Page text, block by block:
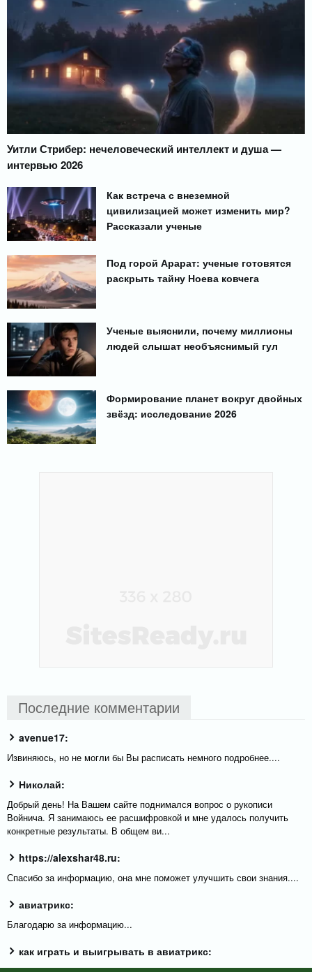
Уитли Стрибер: нечеловеческий интеллект и душа —
интервью 2026
Как встреча с внеземной
цивилизацией может изменить мир?
Рассказали ученые
Под горой Арарат: ученые готовятся
раскрыть тайну Ноева ковчега
Ученые выяснили, почему миллионы
людей слышат необъяснимый гул
Формирование планет вокруг двойных
звёзд: исследование 2026
Последние комментарии
avenue17:
Извиняюсь, но не могли бы Вы расписать немного подробнее....
Николай:
Добрый день! На Вашем сайте поднимался вопрос о рукописи
Войнича. Я занимаюсь ее расшифровкой и мне удалось получить
конкретные результаты. В общем ви...
https://alexshar48.ru:
Спасибо за информацию, она мне поможет улучшить свои знания....
авиатрикс:
Благодарю за информацию...
как играть и выигрывать в авиатрикс: